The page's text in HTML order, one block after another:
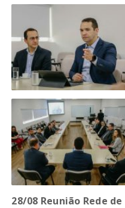
28/08 Reunião Rede